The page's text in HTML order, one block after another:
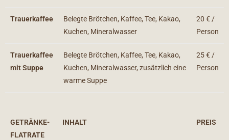
Trauerkaffee
Belegte Brötchen, Kaffee, Tee, Kakao,
Kuchen, Mineralwasser
20 € /
Person
Trauerkaffee
mit Suppe
Belegte Brötchen, Kaffee, Tee, Kakao,
Kuchen, Mineralwasser, zusätzlich eine
warme Suppe
25 € /
Person
GETRÄNKE-
FLATRATE
INHALT PREIS